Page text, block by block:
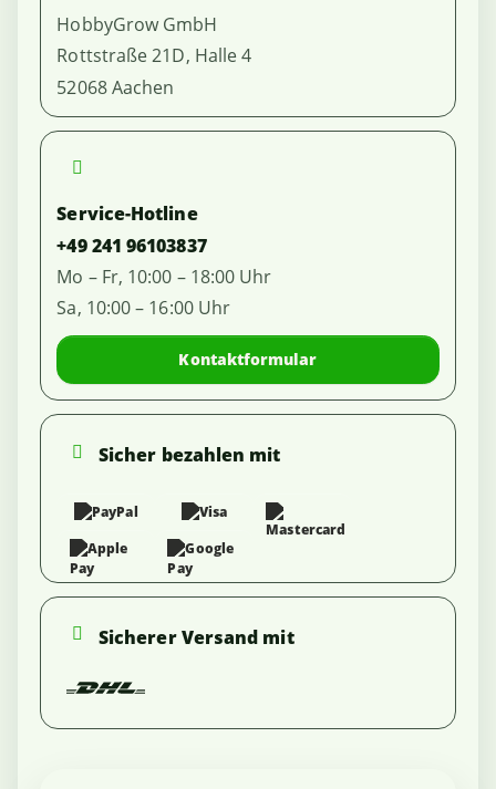
HobbyGrow GmbH
Rottstraße 21D, Halle 4
52068 Aachen
Service-Hotline
+49 241 96103837
Mo – Fr, 10:00 – 18:00 Uhr
Sa, 10:00 – 16:00 Uhr
Kontaktformular
Sicher bezahlen mit
Sicherer Versand mit